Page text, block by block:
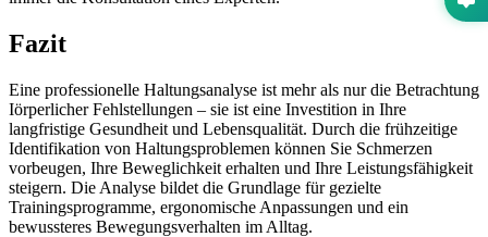
Fazit
Eine professionelle Haltungsanalyse ist mehr als nur die Betrachtung
Iörperlicher Fehlstellungen – sie ist eine Investition in Ihre
langfristige Gesundheit und Lebensqualität. Durch die frühzeitige
Identifikation von Haltungsproblemen können Sie Schmerzen
vorbeugen, Ihre Beweglichkeit erhalten und Ihre Leistungsfähigkeit
steigern. Die Analyse bildet die Grundlage für gezielte
Trainingsprogramme, ergonomische Anpassungen und ein
bewussteres Bewegungsverhalten im Alltag.